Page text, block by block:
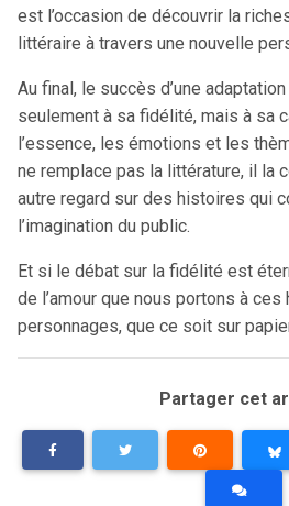
est l’occasion de découvrir la
littéraire à travers une nouvelle
Au final, le succès d’une
seulement à sa fidélité, mais à sa
l’essence, les émotions et les
ne remplace pas la littérature, il la
autre regard sur des histoires qui
l’imagination du public.
Et si le débat sur la fidélité est
de l’amour que nous portons à
personnages, que ce soit sur
Partager cet